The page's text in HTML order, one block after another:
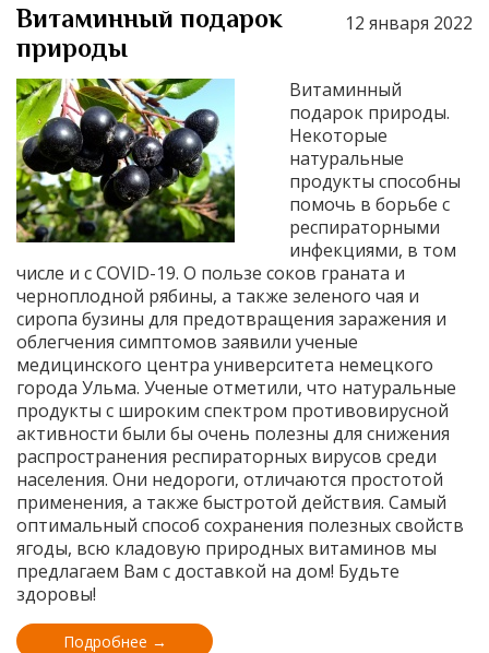
12 января 2022
Витаминный подарок
природы
Витаминный
подарок природы.
Некоторые
натуральные
продукты способны
помочь в борьбе с
респираторными
инфекциями, в том
числе и с COVID-19. О пользе соков граната и
черноплодной рябины, а также зеленого чая и
сиропа бузины для предотвращения заражения и
облегчения симптомов заявили ученые
медицинского центра университета немецкого
города Ульма. Ученые отметили, что натуральные
продукты с широким спектром противовирусной
активности были бы очень полезны для снижения
распространения респираторных вирусов среди
населения. Они недороги, отличаются простотой
применения, а также быстротой действия. Самый
оптимальный способ сохранения полезных свойств
ягоды, всю кладовую природных витаминов мы
предлагаем Вам с доставкой на дом! Будьте
здоровы!
Подробнее →